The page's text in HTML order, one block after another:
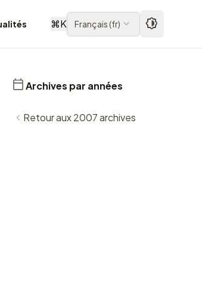
⌘K Français(fr)
Archives par années
Retour aux 2007 archives